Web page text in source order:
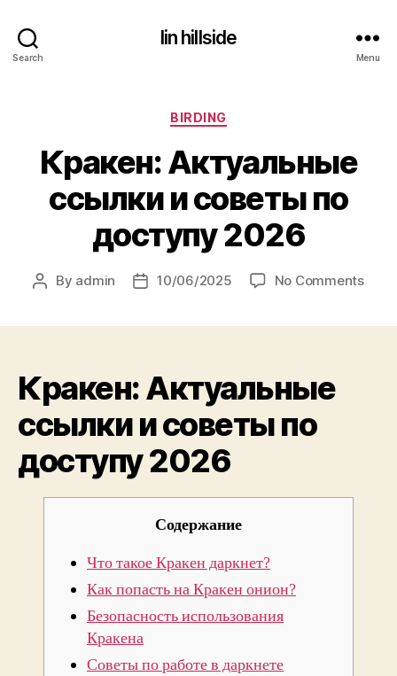
Search
lin hillside
Menu
Categories
BIRDING
Кракен: Актуальные
ссылки и советы по
доступу 2026
Post
By admin
Post10/06/2025 No Commentson
Кракен: Актуальные
ссылки и советы по
доступу 2026
Содержание
Что такое Кракен даркнет?
Как попасть на Кракен онион?
Безопасность использования
Кракена
Советы по работе в даркнете